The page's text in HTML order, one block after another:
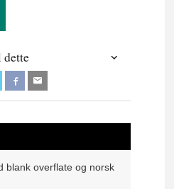
dette
blank overflate og norsk